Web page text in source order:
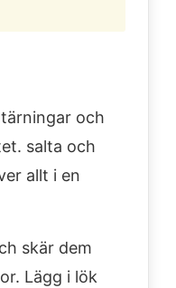
och
salta och
allt i en
skär dem
Lägg i lök